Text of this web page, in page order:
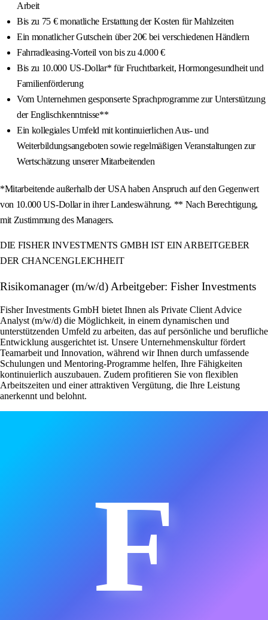
Arbeit
Bis zu 75 € monatliche Erstattung der Kosten für Mahlzeiten
Ein monatlicher Gutschein über 20€ bei verschiedenen Händlern
Fahrradleasing-Vorteil von bis zu 4.000 €
Bis zu 10.000 US-Dollar* für Fruchtbarkeit, Hormongesundheit und
Familienförderung
Vom Unternehmen gesponserte Sprachprogramme zur Unterstützung
der Englischkenntnisse**
Ein kollegiales Umfeld mit kontinuierlichen Aus- und
Weiterbildungsangeboten sowie regelmäßigen Veranstaltungen zur
Wertschätzung unserer Mitarbeitenden
*Mitarbeitende außerhalb der USA haben Anspruch auf den Gegenwert
von 10.000 US-Dollar in ihrer Landeswährung. ** Nach Berechtigung,
mit Zustimmung des Managers.
DIE FISHER INVESTMENTS GMBH IST EIN ARBEITGEBER
DER CHANCENGLEICHHEIT
Risikomanager (m/w/d) Arbeitgeber: Fisher Investments
Fisher Investments GmbH bietet Ihnen als Private Client Advice
Analyst (m/w/d) die Möglichkeit, in einem dynamischen und
unterstützenden Umfeld zu arbeiten, das auf persönliche und berufliche
Entwicklung ausgerichtet ist. Unsere Unternehmenskultur fördert
Teamarbeit und Innovation, während wir Ihnen durch umfassende
Schulungen und Mentoring-Programme helfen, Ihre Fähigkeiten
kontinuierlich auszubauen. Zudem profitieren Sie von flexiblen
Arbeitszeiten und einer attraktiven Vergütung, die Ihre Leistung
anerkennt und belohnt.
F